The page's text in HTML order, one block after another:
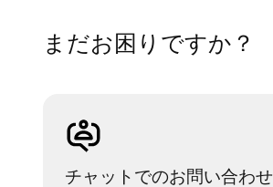
まだお困りですか？
チャットでのお問い合わせ